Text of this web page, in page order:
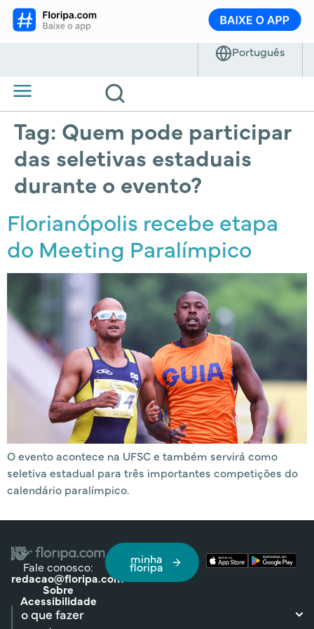
Tag: Quem pode participar
das seletivas estaduais
durante o evento?
Florianópolis recebe etapa
do Meeting Paralímpico
O evento acontece na UFSC e também servirá como
seletiva estadual para três importantes competições do
calendário paralímpico.
Fale conosco:
redacao@floripa.com
Sobre
Acessibilidade
minha
floripa
o que fazer